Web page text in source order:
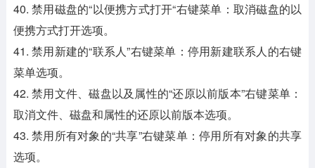
40. 禁用磁盘的“以便携方式打开“右键菜单：取消磁盘的以
便携方式打开选项。
41. 禁用新建的“联系人”右键菜单：停用新建联系人的右键
菜单选项。
42. 禁用文件、磁盘以及属性的“还原以前版本”右键菜单：
取消文件、磁盘和属性的还原以前版本选项。
43. 禁用所有对象的“共享”右键菜单：停用所有对象的共享
选项。